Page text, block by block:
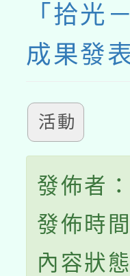
「拾光
成果發
活動
發佈者
發佈時
內容狀